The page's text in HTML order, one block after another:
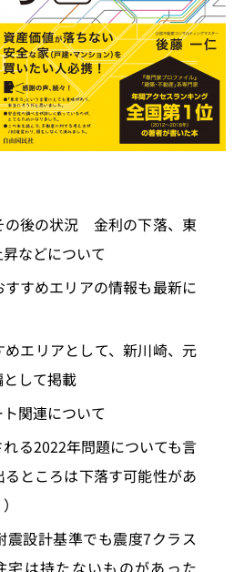
の後の状況 金利の下落、東
などについて
すめエリアの情報も最新に
エリアとして、新川崎、元
して掲載
関連について
る2022年問題についても言
ところは下落す可能性があ
震設計基準でも震度7クラス
宅は持たないものがあった